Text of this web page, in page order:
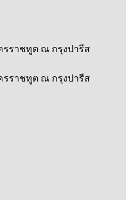
รราชทูต ณ กรุงปารีส
รราชทูต ณ กรุงปารีส